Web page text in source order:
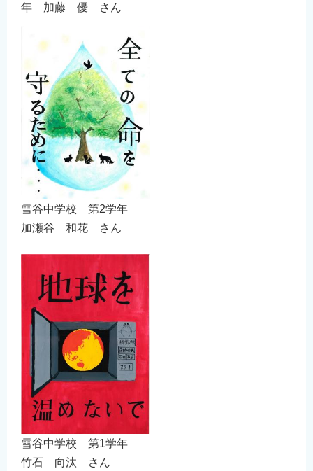
年 加藤 優 さん
雪谷中学校 第2学年
加瀬谷 和花 さん
雪谷中学校 第1学年
竹石 向汰 さん